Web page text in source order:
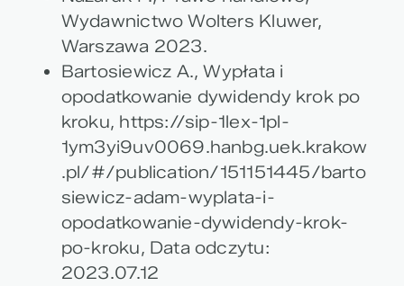
Wydawnictwo Wolters Kluwer,
Warszawa 2023.
Bartosiewicz A., Wypłata i
opodatkowanie dywidendy krok po
kroku, https://sip-1lex-1pl-
1ym3yi9uv0069.hanbg.uek.krakow
.pl/#/publication/151151445/barto
siewicz-adam-wyplata-i-
opodatkowanie-dywidendy-krok-
po-kroku, Data odczytu:
2023.07.12